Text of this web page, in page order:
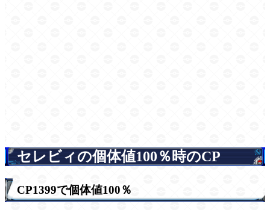
セレビィの個体値100％時のCP
CP1399で個体値100％